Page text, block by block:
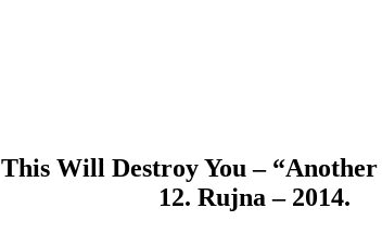
This Will Destroy You – “Another
12. Rujna – 2014.